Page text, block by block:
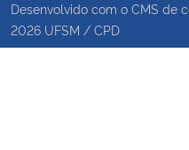
Desenvolvido com o CMS de
2026 UFSM / CPD